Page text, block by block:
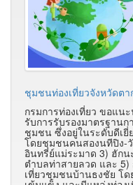
ชุมชนท่องเที่ยวจังหวัดตา
กรมการท่องเที่ยว ขอแน
รับการรับรองมาตรฐาน
ชุมชน ซึ่งอยู่ในระดับดีเยี่
โดยชุมชนคนสองนทีปิง-
อินทรีย์แม่ระมาด 3) ฮัก
ตำบลท่าสายลวด และ
เที่ยวชุมชนบ้านธงชัย โ